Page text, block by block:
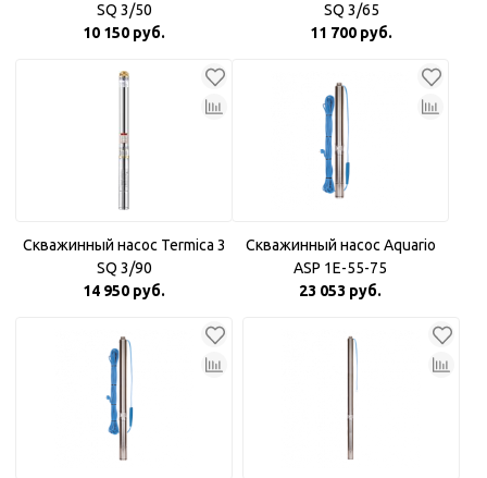
SQ 3/50
10 150 руб.
SQ 3/65
11 700 руб.
Скважинный насос Termica 3
SQ 3/90
14 950 руб.
Скважинный насос Aquario
ASP 1E-55-75
23 053 руб.